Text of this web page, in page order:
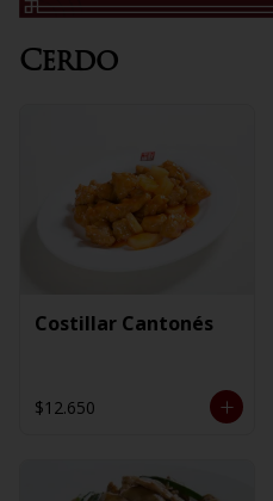
Cerdo
Costillar Cantonés
$12.650